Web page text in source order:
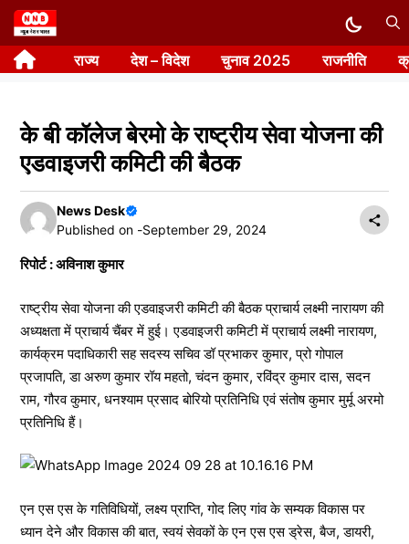
Skip
to
content राज्य देश – विदेश चुनाव 2025 राजनीति
के बी कॉलेज बेरमो के राष्ट्रीय सेवा योजना की
एडवाइजरी कमिटी की बैठक
News Desk
Published on -September 29, 2024
रिपोर्ट : अविनाश कुमार
राष्ट्रीय सेवा योजना की एडवाइजरी कमिटी की बैठक प्राचार्य लक्ष्मी नारायण की
अध्यक्षता में प्राचार्य चैंबर में हुई। एडवाइजरी कमिटी में प्राचार्य लक्ष्मी नारायण,
कार्यक्रम पदाधिकारी सह सदस्य सचिव डॉ प्रभाकर कुमार, प्रो गोपाल
प्रजापति, डा अरुण कुमार रॉय महतो, चंदन कुमार, रविंद्र कुमार दास, सदन
राम, गौरव कुमार, धनश्याम प्रसाद बोरियो प्रतिनिधि एवं संतोष कुमार मुर्मू अरमो
प्रतिनिधि हैं।
एन एस एस के गतिविधियों, लक्ष्य प्राप्ति, गोद लिए गांव के सम्यक विकास पर
ध्यान देने और विकास की बात, स्वयं सेवकों के एन एस एस ड्रेस, बैज, डायरी,